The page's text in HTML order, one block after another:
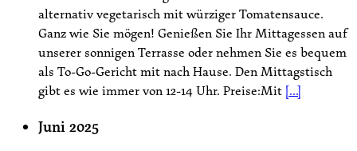
alternativ vegetarisch mit würziger Tomatensauce.
Ganz wie Sie mögen! Genießen Sie Ihr Mittagessen auf
unserer sonnigen Terrasse oder nehmen Sie es bequem
als To-Go-Gericht mit nach Hause. Den Mittagstisch
gibt es wie immer von 12-14 Uhr. Preise:Mit [...]
Juni 2025